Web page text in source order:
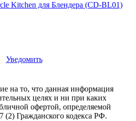
Kitchen для Блендера (CD-BL01)
Уведомить
на то, что данная информация
целях и ни при каких
офертой, определяемой
(2) Гражданского кодекса РФ.